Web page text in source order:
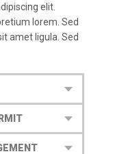
elit.
lorem. Sed
amet ligula. Sed